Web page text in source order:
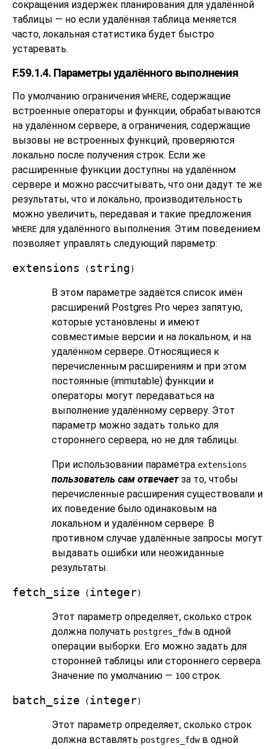
сокращения издержек планирования для удалённой
таблицы — но если удалённая таблица меняется
часто, локальная статистика будет быстро
устаревать.
F.59.1.4. Параметры удалённого выполнения
По умолчанию ограничения WHERE, содержащие
встроенные операторы и функции, обрабатываются
на удалённом сервере, а ограничения, содержащие
вызовы не встроенных функций, проверяются
локально после получения строк. Если же
расширенные функции доступны на удалённом
сервере и можно рассчитывать, что они дадут те же
результаты, что и локально, производительность
можно увеличить, передавая и такие предложения
WHERE для удалённого выполнения. Этим поведением
позволяет управлять следующий параметр:
extensions ( string )
В этом параметре задаётся список имён
расширений Postgres Pro через запятую,
которые установлены и имеют
совместимые версии и на локальном, и на
удалённом сервере. Относящиеся к
перечисленным расширениям и при этом
постоянные (immutable) функции и
операторы могут передаваться на
выполнение удалённому серверу. Этот
параметр можно задать только для
стороннего сервера, но не для таблицы.
При использовании параметра extensions
пользователь сам отвечаетза то, чтобы
перечисленные расширения существовали и
их поведение было одинаковым на
локальном и удалённом сервере. В
противном случае удалённые запросы могут
выдавать ошибки или неожиданные
результаты.
fetch_size ( integer)
Этот параметр определяет, сколько строк
должна получать postgres_fdwв одной
операции выборки. Его можно задать для
сторонней таблицы или стороннего сервера.
Значение по умолчанию — 100 строк.
batch_size ( integer)
Этот параметр определяет, сколько строк
должна вставлять postgres_fdwв одной